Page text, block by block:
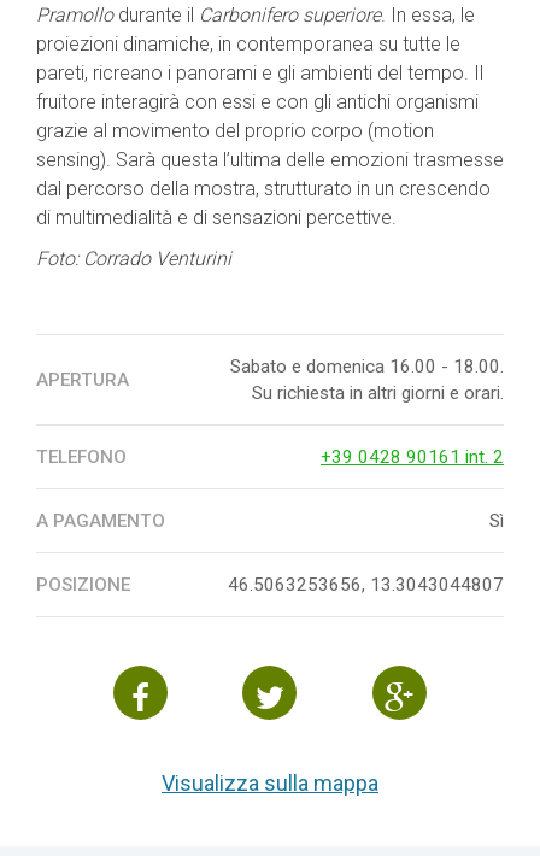
Pramollo durante il Carbonifero superiore. In essa, le
proiezioni dinamiche, in contemporanea su tutte le
pareti, ricreano i panorami e gli ambienti del tempo. Il
fruitore interagirà con essi e con gli antichi organismi
grazie al movimento del proprio corpo (motion
sensing). Sarà questa l’ultima delle emozioni trasmesse
dal percorso della mostra, strutturato in un crescendo
di multimedialità e di sensazioni percettive.
Foto: Corrado Venturini
APERTURA
Sabato e domenica 16.00 - 18.00.
Su richiesta in altri giorni e orari.
TELEFONO +39 0428 90161 int. 2
A PAGAMENTO Sì
POSIZIONE 46.5063253656, 13.3043044807
Visualizza sulla mappa